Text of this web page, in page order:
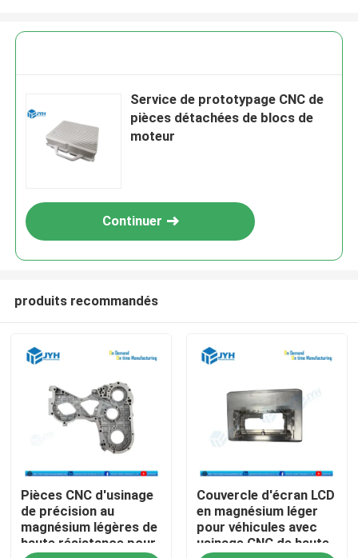
Services
Exposition de VR
Service de prototypage CNC de
pièces détachées de blocs de
moteur
Continuer
produits recommandés
Pièces CNC d'usinage
de précision au
magnésium légères de
haute résistance pour
Couvercle d'écran LCD
en magnésium léger
pour véhicules avec
usinage CNC de haute